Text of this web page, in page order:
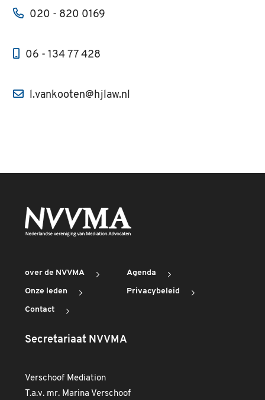
020 - 820 0169
06 - 134 77 428
l.vankooten@hjlaw.nl
over de NVVMA Agenda
Onze leden Privacybeleid
Contact
Secretariaat NVVMA
Verschoof Mediation
T.a.v. mr. Marina Verschoof